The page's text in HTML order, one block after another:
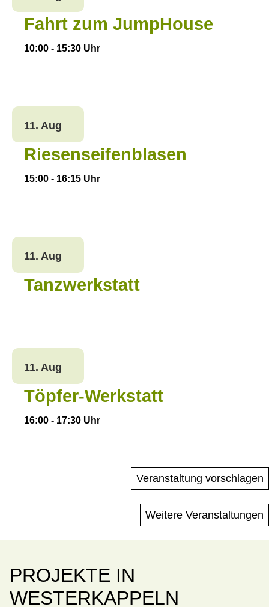
Fahrt zum JumpHouse
10:00 - 15:30 Uhr
Riesenseifenblasen
15:00 - 16:15 Uhr
11. Aug
Tanzwerkstatt
11. Aug
Töpfer-Werkstatt
16:00 - 17:30 Uhr
11. Aug
Veranstaltung vorschlagen
Weitere Veranstaltungen
PROJEKTE IN
WESTERKAPPELN